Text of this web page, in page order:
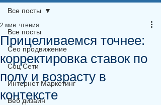
Все посты
Сео продвижение
Соц Сети
Интернет Маркетинг
Веб дизайн
Все посты
Прицеливаемся точнее:
корректировка ставок по
полу и возрасту в
контексте
2 мин. чтения